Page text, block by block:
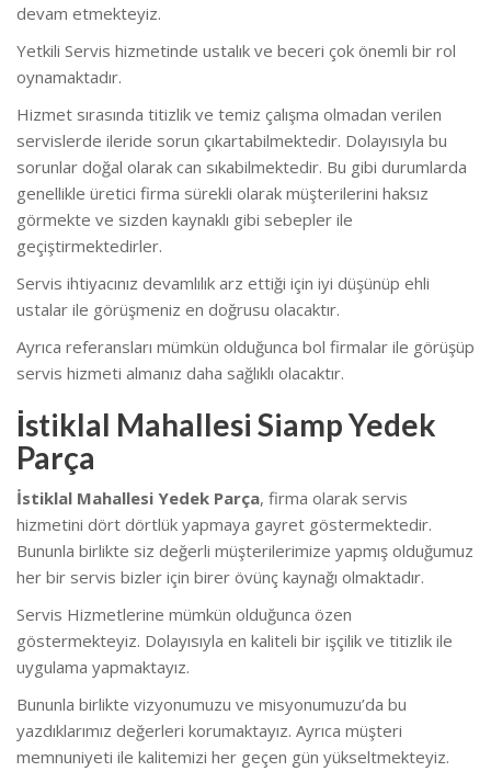
devam etmekteyiz.
Yetkili Servis hizmetinde ustalık ve beceri çok önemli bir rol
oynamaktadır.
Hizmet sırasında titizlik ve temiz çalışma olmadan verilen
servislerde ileride sorun çıkartabilmektedir. Dolayısıyla bu
sorunlar doğal olarak can sıkabilmektedir. Bu gibi durumlarda
genellikle üretici firma sürekli olarak müşterilerini haksız
görmekte ve sizden kaynaklı gibi sebepler ile
geçiştirmektedirler.
Servis ihtiyacınız devamlılık arz ettiği için iyi düşünüp ehli
ustalar ile görüşmeniz en doğrusu olacaktır.
Ayrıca referansları mümkün olduğunca bol firmalar ile görüşüp
servis hizmeti almanız daha sağlıklı olacaktır.
İstiklal Mahallesi Siamp Yedek
Parça
İstiklal Mahallesi Yedek Parça, firma olarak servis
hizmetini dört dörtlük yapmaya gayret göstermektedir.
Bununla birlikte siz değerli müşterilerimize yapmış olduğumuz
her bir servis bizler için birer övünç kaynağı olmaktadır.
Servis Hizmetlerine mümkün olduğunca özen
göstermekteyiz. Dolayısıyla en kaliteli bir işçilik ve titizlik ile
uygulama yapmaktayız.
Bununla birlikte vizyonumuzu ve misyonumuzu’da bu
yazdıklarımız değerleri korumaktayız. Ayrıca müşteri
memnuniyeti ile kalitemizi her geçen gün yükseltmekteyiz.